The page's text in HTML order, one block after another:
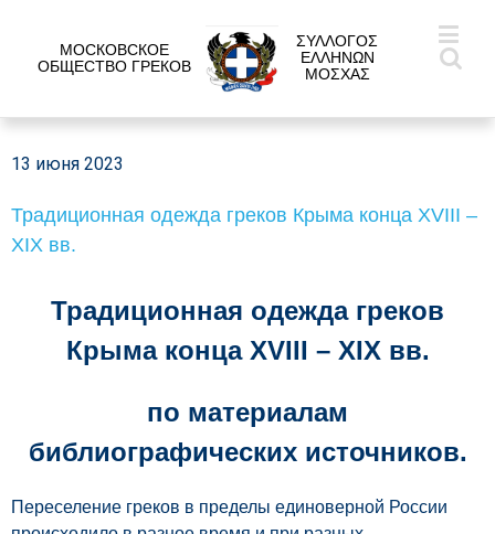
МОСКОВСКОЕ
ОБЩЕСТВО ГРЕКОВ
ΣΥΛΛΟΓΟΣ
ΕΛΛΗΝΩΝ
ΜΟΣΧΑΣ
13 июня 2023
Традиционная одежда греков Крыма конца XVIII –
XIX вв.
Традиционная одежда греков
Крыма конца XVIII – XIX вв.
по материалам
библиографических источников.
Переселение греков в пределы единоверной России